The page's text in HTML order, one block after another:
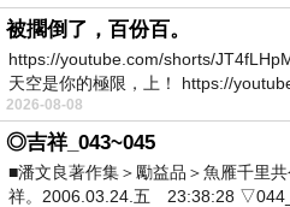
被擱倒了，百份百。
https://youtube.com/shorts/
天空是你的極限，上！ https://
2026-08-08
◎吉祥_043~045
■潘文良著作集＞勵益品＞魚雁千里
祥。2006.03.24.五 23:38:28